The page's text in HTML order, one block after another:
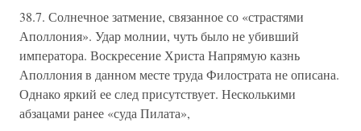
38.7. Солнечное затмение, связанное со «страстями
Аполлония». Удар молнии, чуть было не убивший
императора. Воскресение Христа Напрямую казнь
Аполлония в данном месте труда Филострата не описана.
Однако яркий ее след присутствует. Несколькими
абзацами ранее «суда Пилата»,